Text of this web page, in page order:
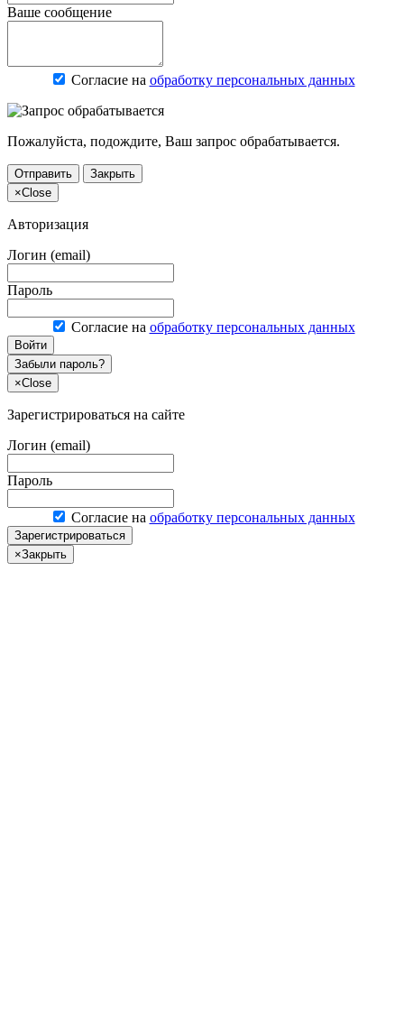
Ваше сообщение
Согласие на обработку персональных данных
Пожалуйста, подождите, Ваш запрос обрабатывается.
Отправить
Закрыть
×Close
Авторизация
Логин (email)
Пароль
Согласие на обработку персональных данных
Войти
Забыли пароль?
×Close
Зарегистрироваться на сайте
Логин (email)
Пароль
Согласие на обработку персональных данных
Зарегистрироваться
×Закрыть